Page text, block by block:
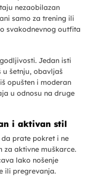
nezaobilazan
samo za trening ili
svakodnevnog outfita
Jedan isti
u šetnju, obavljaš
opušten i moderan
u odnosu na druge
i aktivan stil
prate pokret i ne
za aktivne muškarce.
lako nošenje
ili pregrevanja.